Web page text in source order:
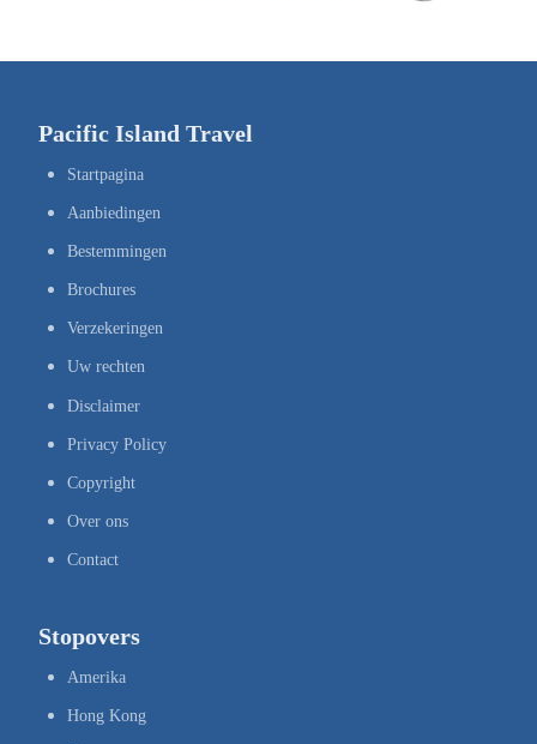
Pacific Island Travel
Startpagina
Aanbiedingen
Bestemmingen
Brochures
Verzekeringen
Uw rechten
Disclaimer
Privacy Policy
Copyright
Over ons
Contact
Stopovers
Amerika
Hong Kong